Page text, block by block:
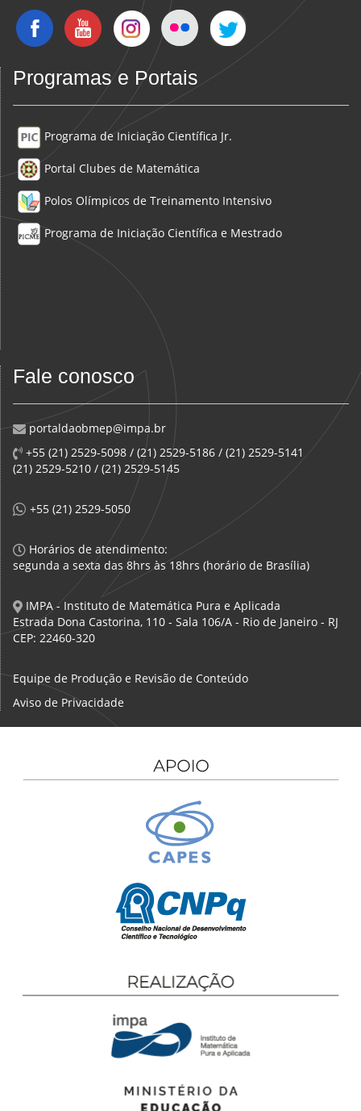
Programas e Portais
Programa de Iniciação Científica Jr.
Portal Clubes de Matemática
Polos Olímpicos de Treinamento Intensivo
Programa de Iniciação Científica e Mestrado
Fale conosco
portaldaobmep@impa.br
+55 (21) 2529-5098 / (21) 2529-5186 / (21) 2529-5141
(21) 2529-5210 / (21) 2529-5145
+55 (21) 2529-5050
Horários de atendimento:
segunda a sexta das 8hrs às 18hrs (horário de Brasília)
IMPA - Instituto de Matemática Pura e Aplicada
Estrada Dona Castorina, 110 - Sala 106/A - Rio de Janeiro - RJ
CEP: 22460-320
Equipe de Produção e Revisão de Conteúdo
Aviso de Privacidade